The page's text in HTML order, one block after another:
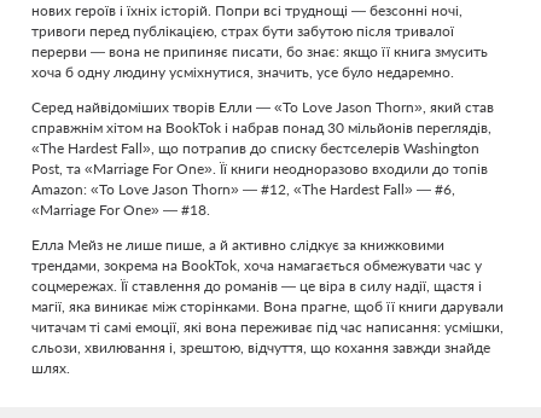
нових героїв і їхніх історій. Попри всі труднощі — безсонні ночі,
тривоги перед публікацією, страх бути забутою після тривалої
перерви — вона не припиняє писати, бо знає: якщо її книга змусить
хоча б одну людину усміхнутися, значить, усе було недаремно.
Серед найвідоміших творів Елли — «To Love Jason Thorn», який став
справжнім хітом на BookTok і набрав понад 30 мільйонів переглядів,
«The Hardest Fall», що потрапив до списку бестселерів Washington
Post, та «Marriage For One». Її книги неодноразово входили до топів
Amazon: «To Love Jason Thorn» — #12, «The Hardest Fall» — #6,
«Marriage For One» — #18.
Елла Мейз не лише пише, а й активно слідкує за книжковими
трендами, зокрема на BookTok, хоча намагається обмежувати час у
соцмережах. Її ставлення до романів — це віра в силу надії, щастя і
магії, яка виникає між сторінками. Вона прагне, щоб її книги дарували
читачам ті самі емоції, які вона переживає під час написання: усмішки,
сльози, хвилювання і, зрештою, відчуття, що кохання завжди знайде
шлях.